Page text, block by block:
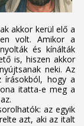
akkor kerül elő a
volt. Amikor a
és kínálták
is, hiszen akkor
neki. Az
írásokból, hogy a
itatta-e meg a
az egyik
azt, aki az italt